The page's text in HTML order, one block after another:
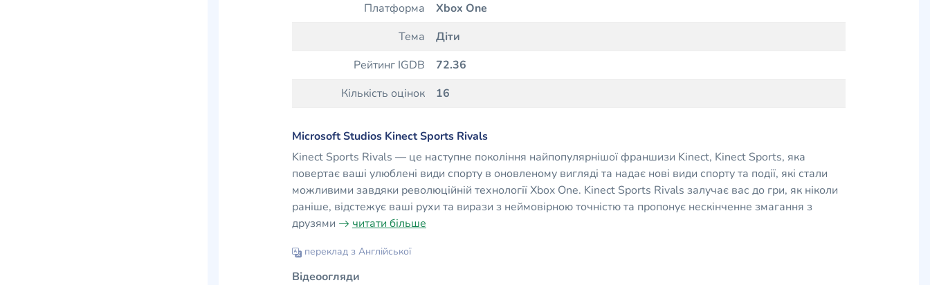
Платформа
Xbox One
Тема
Діти
Рейтинг IGDB
72.36
Кількість оцінок
16
Microsoft Studios Kinect Sports Rivals
Kinect Sports Rivals — це наступне покоління найпопулярнішої франшизи Kinect, Kinect Sports, яка
повертає ваші улюблені види спорту в оновленому вигляді та надає нові види спорту та події, які стали
можливими завдяки революційній технології Xbox One. Kinect Sports Rivals залучає вас до гри, як ніколи
раніше, відстежує ваші рухи та вирази з неймовірною точністю та пропонує нескінченне змагання з
друзями
читати більше
переклад з Англійської
Відеоогляди